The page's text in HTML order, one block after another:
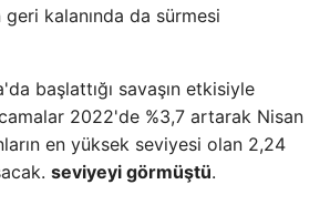
geri kalanında da sürmesi
başlattığı savaşın etkisiyle
2022'de %3,7 artarak Nisan
en yüksek seviyesi olan 2,24
seviyeyi görmüştü.